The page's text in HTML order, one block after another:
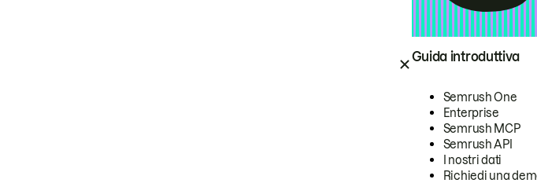
Guida introduttiva
Semrush One
Enterprise
Semrush MCP
Semrush API
I nostri dati
Richiedi una